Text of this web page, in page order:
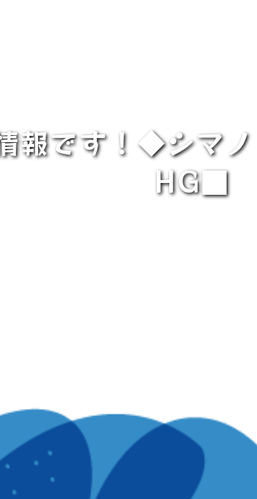
情報です！◆シ
HG■